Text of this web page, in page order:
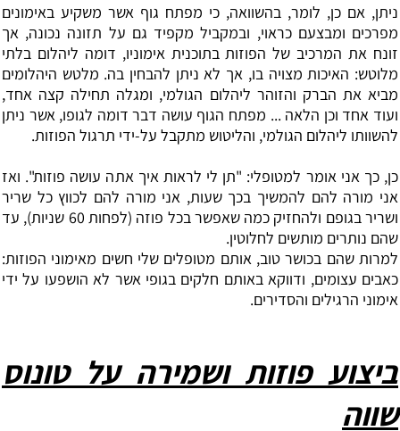
‏ניתן, אם כן, לומר, בהשוואה, כי ‏מפתח גוף אשר משקיע באימונים
מפרכים ומבצעם כראוי, ובמקביל מקפיד גם על תזונה נכונה, אך
זונח את המרכיב של הפוזות בתוכנית אימוניו, דומה ליהלום בלתי
מלוטש: האיכות מצויה בו, אך לא ניתן להבחין בה. מלטש היהלומים
מביא את הברק והזוהר ליהלום הגולמי, ומגלה תחילה קצה אחד,
ועוד אחד וכן הלאה ... מפתח הגוף עושה דבר דומה לגופו, אשר ניתן
להשוותו‏ ליהלום הגולמי, והליטוש מתקבל על-ידי ‏תרגול הפוזות. ‏
כן, כך אני אומר למטופלי: "תן לי לראות איך אתה עושה פוזות". ואז
אני מורה להם להמשיך בכך שעות, אני מורה להם לכווץ כל שריר
ושריר בגופם ולהחזיק כמה שאפשר בכל פוזה (לפחות 60 שניות), עד
שהם נותרים מותשים לחלוטין.
למרות שהם בכושר טוב, אותם מטופלים שלי חשים מאימוני הפוזות:
כאבים עצומים, ודווקא באותם חלקים בגופי אשר לא הושפעו על ידי
אימוני הרגילים והסדירים.
ביצוע פוזות ושמירה על טונוס
שווה